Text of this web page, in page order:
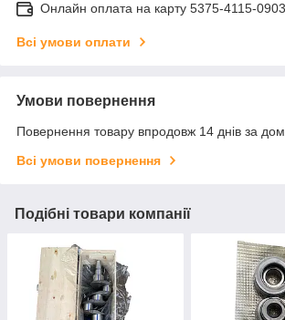
Онлайн оплата на карту 5375-4115-
Всі умови оплати
Умови повернення
Повернення товару впродовж 14 днів за
Всі умови повернення
Подібні товари компанії